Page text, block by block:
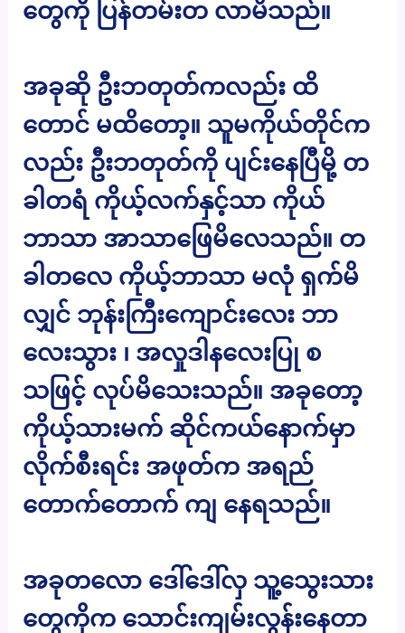
တွေကို ပြန်တမ်းတ လာမိသည်။
အခုဆို ဦးဘတုတ်ကလည်း ထိ
တောင် မထိတော့။ သူမကိုယ်တိုင်က
လည်း ဦးဘတုတ်ကို ပျင်းနေပြီမို့ တ
ခါတရံ ကိုယ့်လက်နှင့်သာ ကိုယ်
ဘာသာ အာသာဖြေမိလေသည်။ တ
ခါတလေ ကိုယ့်ဘာသာ မလုံ ရှက်မိ
လျှင် ဘုန်းကြီးကျောင်းလေး ဘာ
လေးသွား ၊ အလှုဒါနလေးပြု စ
သဖြင့် လုပ်မိသေးသည်။ အခုတော့
ကိုယ့်သားမက် ဆိုင်ကယ်နောက်မှာ
လိုက်စီးရင်း အဖုတ်က အရည်
တောက်တောက် ကျ နေရသည်။
အခုတလော ‌ဒေါ်ဒေါ်လှ သူ့သွေးသား
တွေကိုက သောင်းကျမ်းလွန်းနေတာ